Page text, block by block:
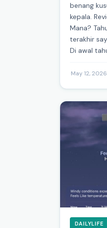
benang
kepala.
Mana?
terakhir
Di awal
May 12, 2026
DAILYLIFE